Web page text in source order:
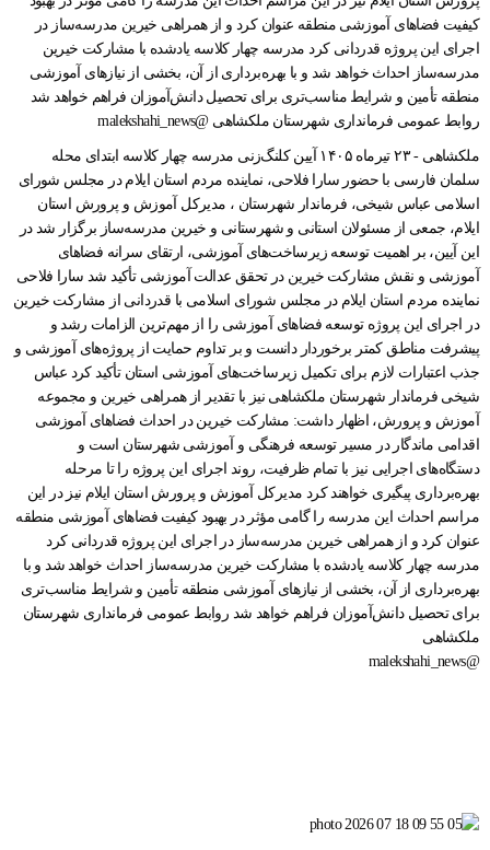
ملکشاهی - ۲۳ تیرماه ۱۴۰۵ آیین کلنگ‌زنی مدرسه چهار کلاسه ابتدای محله
سلمان فارسی با حضور سارا فلاحی، نماینده مردم استان ایلام در مجلس شورای
اسلامی عباس شیخی، فرماندار شهرستان ، مدیرکل آموزش و پرورش استان
ایلام، جمعی از مسئولان استانی و شهرستانی و خیرین مدرسه‌ساز برگزار شد در
این آیین، بر اهمیت توسعه زیرساخت‌های آموزشی، ارتقای سرانه فضاهای
آموزشی و نقش مشارکت خیرین در تحقق عدالت آموزشی تأکید شد سارا فلاحی
نماینده مردم استان ایلام در مجلس شورای اسلامی با قدردانی از مشارکت خیرین
در اجرای این پروژه توسعه فضاهای آموزشی را از مهم‌ترین الزامات رشد و
پیشرفت مناطق کمتر برخوردار دانست و بر تداوم حمایت از پروژه‌های آموزشی و
جذب اعتبارات لازم برای تکمیل زیرساخت‌های آموزشی استان تأکید کرد عباس
شیخی فرماندار شهرستان ملکشاهی نیز با تقدیر از همراهی خیرین و مجموعه
آموزش و پرورش، اظهار داشت: مشارکت خیرین در احداث فضاهای آموزشی
اقدامی ماندگار در مسیر توسعه فرهنگی و آموزشی شهرستان است و
دستگاه‌های اجرایی نیز با تمام ظرفیت، روند اجرای این پروژه را تا مرحله
بهره‌برداری پیگیری خواهند کرد مدیرکل آموزش و پرورش استان ایلام نیز در این
مراسم احداث این مدرسه را گامی مؤثر در بهبود کیفیت فضاهای آموزشی منطقه
عنوان کرد و از همراهی خیرین مدرسه‌ساز در اجرای این پروژه قدردانی کرد
مدرسه چهار کلاسه یادشده با مشارکت خیرین مدرسه‌ساز احداث خواهد شد و با
بهره‌برداری از آن، بخشی از نیازهای آموزشی منطقه تأمین و شرایط مناسب‌تری
برای تحصیل دانش‌آموزان فراهم خواهد شد روابط عمومی فرمانداری شهرستان
ملکشاهی
@malekshahi_news